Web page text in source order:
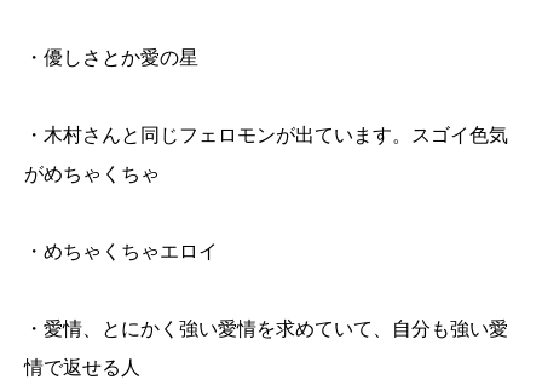
・優しさとか愛の星
・木村さんと同じフェロモンが出ています。スゴイ色気
がめちゃくちゃ
・めちゃくちゃエロイ
・愛情、とにかく強い愛情を求めていて、自分も強い愛
情で返せる人